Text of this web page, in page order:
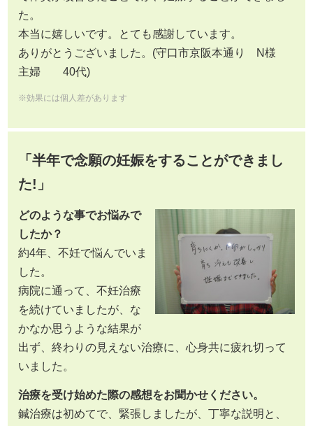
た。
本当に嬉しいです。とても感謝しています。
ありがとうございました。(守口市京阪本通り N様
主婦 40代)
※効果には個人差があります
「半年で念願の妊娠をすることができまし
た!」
どのような事でお悩みで
したか？
約4年、不妊で悩んでいま
した。
病院に通って、不妊治療
を続けていましたが、な
かなか思うような結果が
出ず、終わりの見えない治療に、心身共に疲れ切って
いました。
治療を受け始めた際の感想をお聞かせください。
鍼治療は初めてで、緊張しましたが、丁寧な説明と、